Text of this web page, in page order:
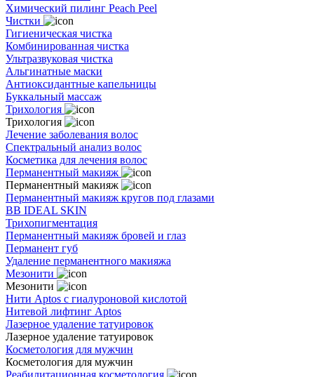
Химический пилинг Peach Peel
Чистки
Гигиеническая чистка
Комбинированная чистка
Ультразвуковая чистка
Альгинатные маски
Антиоксидантные капельницы
Буккальный массаж
Трихология
Трихология
Лечение заболевания волос
Спектральный анализ волос
Косметика для лечения волос
Перманентный макияж
Перманентный макияж
Перманентный макияж кругов под глазами
BB IDEAL SKIN
Трихопигментация
Перманентный макияж бровей и глаз
Перманент губ
Удаление перманентного макияжа
Мезонити
Мезонити
Нити Aptos с гиалуроновой кислотой
Нитевой лифтинг Aptos
Лазерное удаление татуировок
Лазерное удаление татуировок
Косметология для мужчин
Косметология для мужчин
Реабилитационная косметология